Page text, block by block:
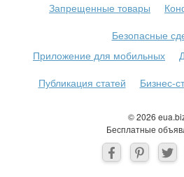
© 2026
Бесплатные
Запрещенные товары
Безопасные
Приложение для мобильных
Публикация статей
Бизнес-